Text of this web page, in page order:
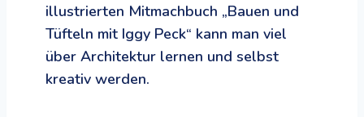
illustrierten Mitmachbuch „Bauen und
Tüfteln mit Iggy Peck“ kann man viel
über Architektur lernen und selbst
kreativ werden.